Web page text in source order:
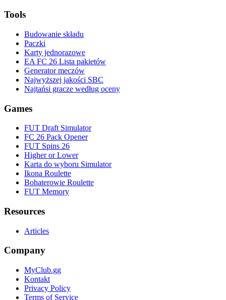
Tools
Budowanie składu
Paczki
Karty jednorazowe
EA FC 26 Lista pakietów
Generator meczów
Najwyższej jakości SBC
Najtańsi gracze według oceny
Games
FUT Draft Simulator
FC 26 Pack Opener
FUT Spins 26
Higher or Lower
Karta do wyboru Simulator
Ikona Roulette
Bohaterowie Roulette
FUT Memory
Resources
Articles
Company
MyClub.gg
Kontakt
Privacy Policy
Terms of Service